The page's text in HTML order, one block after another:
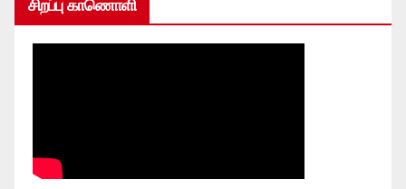
சிறப்பு காணொளி